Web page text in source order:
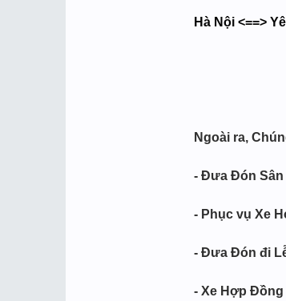
Hà Nội <==>
Ngoài ra,
- Đưa Đón Sân
- Phục vụ Xe
- Đưa Đón đi
- Xe Hợp Đồng